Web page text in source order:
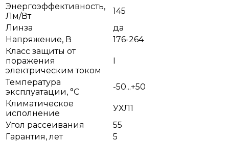
Энергоэффективность,
Лм/Вт
145
Линза
да
Напряжение, В
176-264
Класс защиты от
поражения
электрическим током
I
Температура
эксплуатации, °С
-50...+50
Климатическое
исполнение
УХЛ1
Угол рассеивания
55
Гарантия, лет
5